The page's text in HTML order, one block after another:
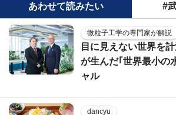
あわせて読みたい #
微粒子工学の専門家が解説
目に見えない世界を
が生んだ｢世界最小の
ャル
dancyu